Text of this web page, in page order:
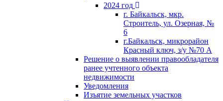
2024 год
г. Байкальск, мкр.
Строитель, ул. Озерная, №
6
г.Байкальск, микрорайон
Красный ключ, з/у №70 А
Решение о выявлении правообладателя
ранее учтенного объекта
недвижимости
Уведомления
Изъятие земельных участков